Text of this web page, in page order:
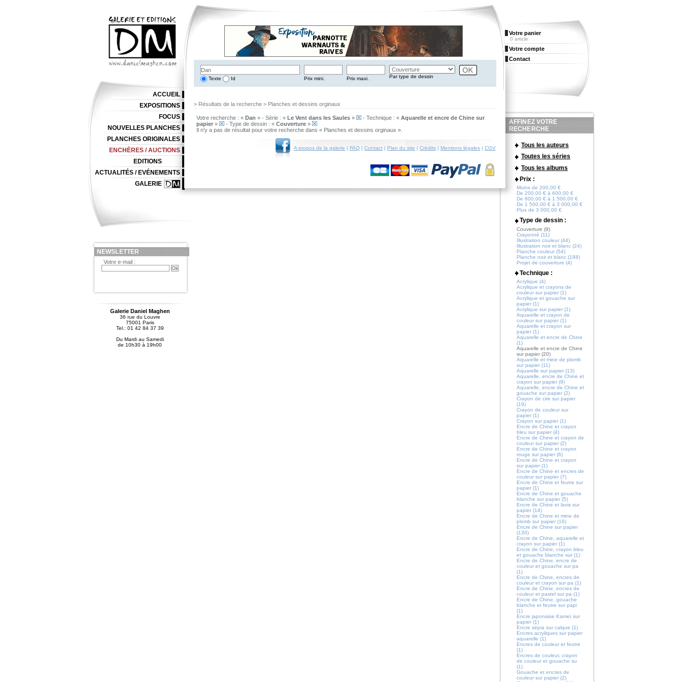
Texte Id Prix mini. Prix maxi. Par type de dessin
> Résultats de la recherche > Planches et dessins orginaux
Votre recherche : « Dan » - Série : « Le Vent dans les Saules » - Technique : « Aquarelle et encre de Chine sur
papier » - Type de dessin : « Couverture »
Il n'y a pas de résultat pour votre recherche dans « Planches et dessins orginaux ».
A propos de la galerie | FAQ | Contact | Plan du site | Crédits | Mentions légales | CGV
ACCUEIL
EXPOSITIONS
FOCUS
NOUVELLES PLANCHES
PLANCHES ORIGINALES
ENCHÈRES / AUCTIONS
EDITIONS
ACTUALITÉS / EVÉNEMENTS
GALERIE
NEWSLETTER
Votre e-mail :
Galerie Daniel Maghen
36 rue du Louvre
75001 Paris
Tel.: 01 42 84 37 39
Du Mardi au Samedi
de 10h30 à 19h00
Votre panier
0 article
Votre compte
Contact
AFFINEZ VOTRE
RECHERCHE
Tous les auteurs
Toutes les séries
Tous les albums
Prix :
Moins de 200,00 €
De 200,00 € à 600,00 €
De 600,00 € à 1 500,00 €
De 1 500,00 € à 3 000,00 €
Plus de 3 000,00 €
Type de dessin :
Couverture (9)
Crayonné (11)
Illustration couleur (44)
Illustration noir et blanc (24)
Planche couleur (54)
Planche noir et blanc (188)
Projet de couverture (4)
Technique :
Acrylique (4)
Acrylique et crayons de
couleur sur papier (1)
Acrylique et gouache sur
papier (1)
Acrylique sur papier (1)
Aquarelle et crayon de
couleur sur papier (1)
Aquarelle et crayon sur
papier (1)
Aquarelle et encre de Chine
(1)
Aquarelle et encre de Chine
sur papier (20)
Aquarelle et mine de plomb
sur papier (11)
Aquarelle sur papier (13)
Aquarelle, encre de Chine et
crayon sur papier (9)
Aquarelle, encre de Chine et
gouache sur papier (2)
Crayon de cire sur papier
(19)
Crayon de couleur sur
papier (1)
Crayon sur papier (1)
Encre de Chine et crayon
bleu sur papier (4)
Encre de Chine et crayon de
couleur sur papier (2)
Encre de Chine et crayon
rouge sur papier (6)
Encre de Chine et crayon
sur papier (1)
Encre de Chine et encres de
couleur sur papier (7)
Encre de Chine et feutre sur
papier (1)
Encre de Chine et gouache
blanche sur papier (5)
Encre de Chine et lavis sur
papier (14)
Encre de Chine et mine de
plomb sur papier (16)
Encre de Chine sur papier
(130)
Encre de Chine, aquarelle et
crayon sur papier (1)
Encre de Chine, crayon bleu
et gouache blanche sur (1)
Encre de Chine, encre de
couleur et gouache sur pa
(1)
Encre de Chine, encres de
couleur et crayon sur pa (1)
Encre de Chine, encres de
couleur et pastel sur pa (1)
Encre de Chine, gouache
blanche et feutre sur papi
(1)
Encre japonaise Kameï sur
papier (1)
Encre sépia sur calque (1)
Encres acryliques sur papier
aquarelle (1)
Encres de couleur et feutre
(1)
Encres de couleur, crayon
de couleur et gouache su
(1)
Gouache et encres de
couleur sur papier (2)